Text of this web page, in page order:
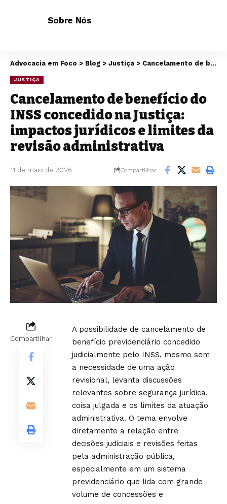
Sobre Nós
Advocacia em Foco > Blog > Justiça > Cancelamento de benefício do INSS concedido na Justiça: impactos jurídicos e limites da revisão administrativa
JUSTIÇA
Cancelamento de benefício do
INSS concedido na Justiça:
impactos jurídicos e limites da
revisão administrativa
11 de maio de 2026 Compartilhar
Compartilhar
A possibilidade de cancelamento de
benefício previdenciário concedido
judicialmente pelo INSS, mesmo sem
a necessidade de uma ação
revisional, levanta discussões
relevantes sobre segurança jurídica,
coisa julgada e os limites da atuação
administrativa. O tema envolve
diretamente a relação entre
decisões judiciais e revisões feitas
pela administração pública,
especialmente em um sistema
previdenciário que lida com grande
volume de concessões e